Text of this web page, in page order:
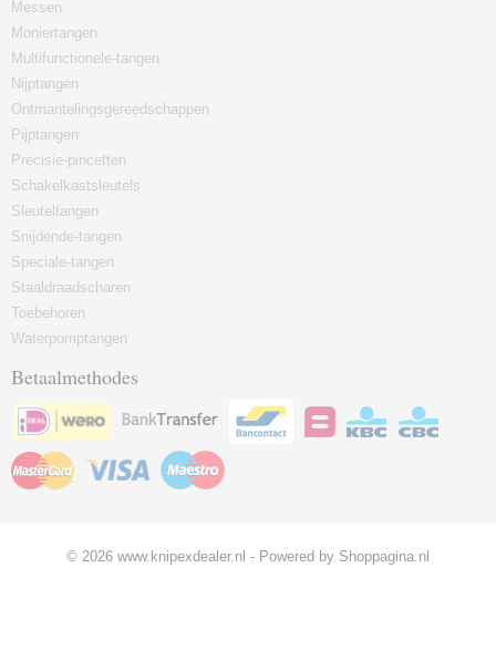
Messen
Moniertangen
Multifunctionele-tangen
Nijptangen
Ontmantelingsgereedschappen
Pijptangen
Precisie-pincetten
Schakelkastsleutels
Sleuteltangen
Snijdende-tangen
Speciale-tangen
Staaldraadscharen
Toebehoren
Waterpomptangen
Betaalmethodes
© 2026 www.knipexdealer.nl - Powered by Shoppagina.nl